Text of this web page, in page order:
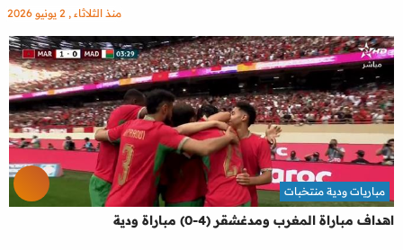
منذ الثلاثاء , 2 يونيو 2026
اهداف مباراة المغرب ومدغشقر (4-0) مباراة ودية
مباريات ودية منتخبات